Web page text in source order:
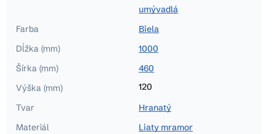
umývadlá
Farba
Biela
Dĺžka (mm)
1000
Šírka (mm)
460
Výška (mm)
120
Tvar
Hranatý
Materiál
Liaty mramor